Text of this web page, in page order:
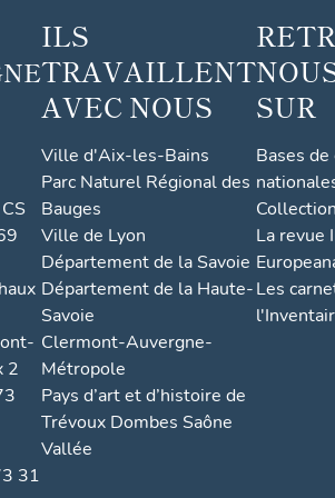
2
31
ILS
TRAVAILLENT
AVEC NOUS
Ville d'Aix-les-Bains
Parc Naturel Régional des
Bauges
Ville de Lyon
Département de la Savoie
Département de la Haute-
Savoie
Clermont-Auvergne-
Métropole
Pays d’art et d’histoire de
Trévoux Dombes Saône
Vallée
SUR
Bases
La revue
Les